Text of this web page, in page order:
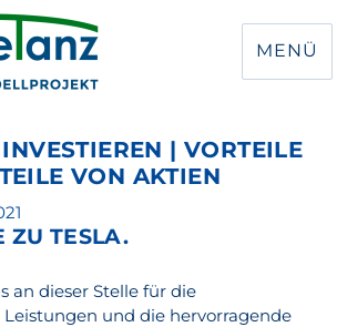
MENÜ
| VORTEILE
VON AKTIEN
ZU TESLA.
an dieser Stelle für die
Leistungen und die hervorragende